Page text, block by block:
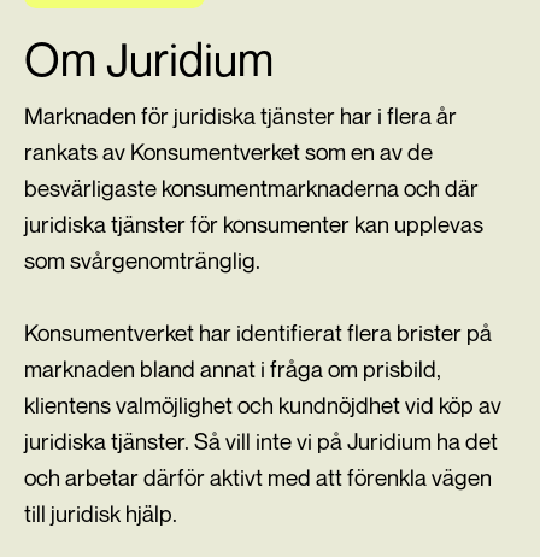
Om Juridium
Marknaden för juridiska tjänster har i flera år
rankats av Konsumentverket som en av de
besvärligaste konsumentmarknaderna och där
juridiska tjänster för konsumenter kan upplevas
som svårgenomtränglig.
Konsumentverket har identifierat flera brister på
marknaden bland annat i fråga om prisbild,
klientens valmöjlighet och kundnöjdhet vid köp av
juridiska tjänster. Så vill inte vi på Juridium ha det
och arbetar därför aktivt med att förenkla vägen
till juridisk hjälp.